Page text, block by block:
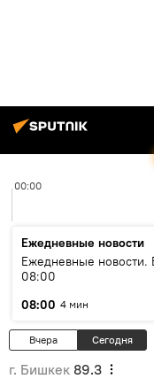
00:00
Ежедневные новости
Ежедневные новости.
08:00
08:00 4 мин
Вчера Сегодня
г. Бишкек 89.3